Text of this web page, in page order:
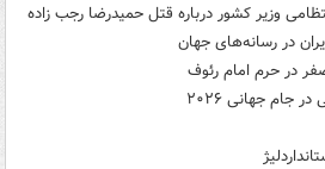
وزیر کشور درباره قتل حمیدرضا رجب زاده
در رسانه‌های جهان
در حرم امام رئوف
جهانی ۲۰۲۶